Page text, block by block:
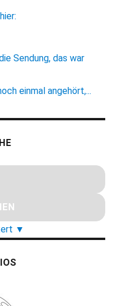
Sendung, das war
einmal angehört,...
▼